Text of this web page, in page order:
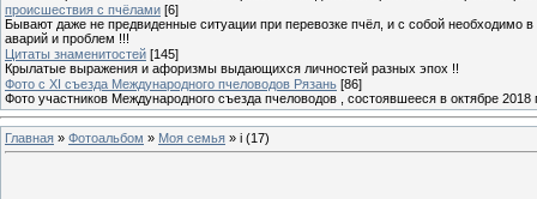
происшествия с пчёлами [6]
Бывают даже не предвиденные ситуации при перевозке пчёл, и с собой необходимо
аварий и проблем !!!
Цитаты знаменитостей [145]
Крылатые выражения и афоризмы выдающихся личностей разных эпох !!
Фото с XI съезда Международного пчеловодов Рязань [86]
Фото участников Международного съезда пчеловодов , состоявшееся в октябре 2018
Главная » Фотоальбом » Моя семья » i (17)